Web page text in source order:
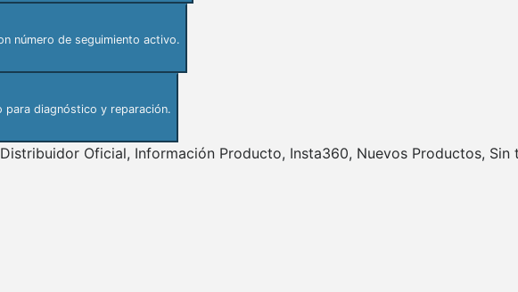
número de seguimiento activo.
para diagnóstico y reparación.
Distribuidor Oficial, Información Producto, Insta360, Nuevos Productos, Sin